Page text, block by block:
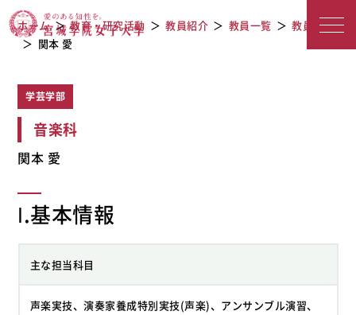
ホーム
教育・研究活動 教員紹介 教員一覧
教員検索
関本 愛
学芸学部
音楽科
関本 愛
Ⅰ.基本情報
主な担当科目
声楽実技、演奏家養成特別実技(声楽)、アンサンブル演習、